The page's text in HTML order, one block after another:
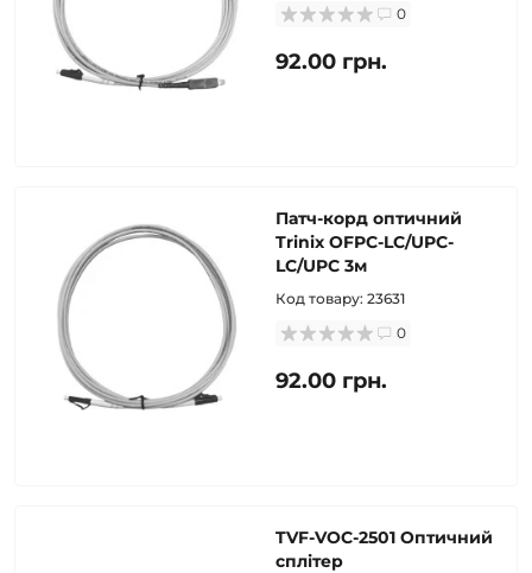
0
92.00 грн.
Патч-корд оптичний
Trinix OFPC-LC/UPC-
LC/UPC 3м
Код товару: 23631
0
92.00 грн.
TVF-VOC-2501 Оптичний
сплітер